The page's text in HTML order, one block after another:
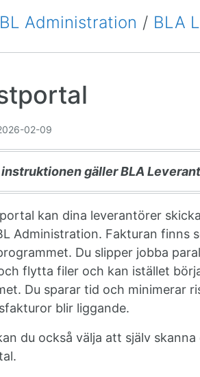
BL Administration / BLA
02-09
instruktionen gäller BLA
kan dina leverantörer
Administration. Fakturan finns
Du slipper jobba
flytta filer och kan istället
Du sparar tid och minimerar
blir liggande.
du också välja att själv